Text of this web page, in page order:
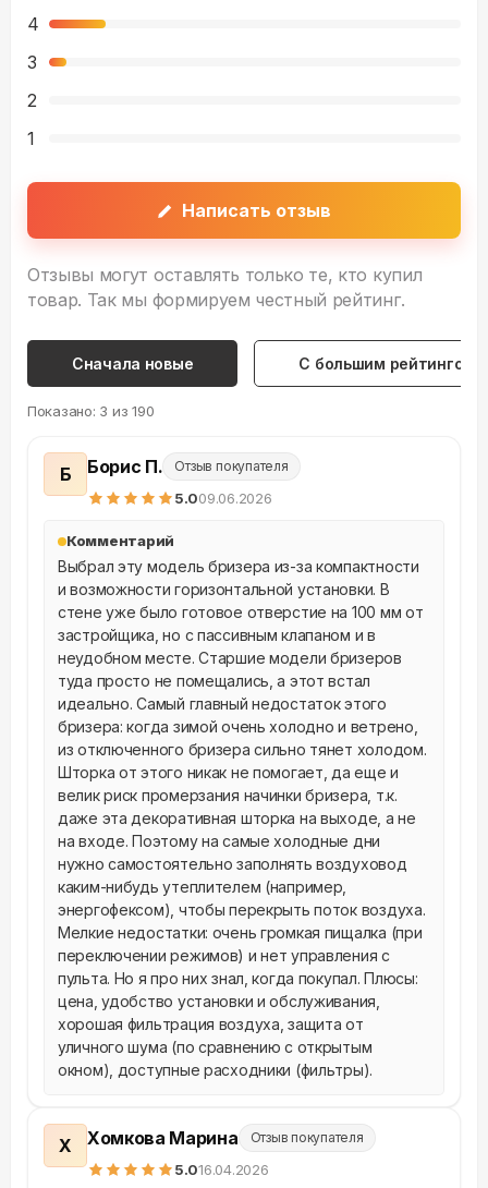
4
3
2
1
Написать отзыв
Отзывы могут оставлять только те, кто купил
товар. Так мы формируем честный рейтинг.
Сначала новые С большим рейтингом
Показано: 3 из190
Б Борис П. Отзыв покупателя
5.009.06.2026
Комментарий
Выбрал эту модель бризера из-за компактности
и возможности горизонтальной установки. В
стене уже было готовое отверстие на 100 мм от
застройщика, но с пассивным клапаном и в
неудобном месте. Старшие модели бризеров
туда просто не помещались, а этот встал
идеально. Самый главный недостаток этого
бризера: когда зимой очень холодно и ветрено,
из отключенного бризера сильно тянет холодом.
Шторка от этого никак не помогает, да еще и
велик риск промерзания начинки бризера, т.к.
даже эта декоративная шторка на выходе, а не
на входе. Поэтому на самые холодные дни
нужно самостоятельно заполнять воздуховод
каким-нибудь утеплителем (например,
энергофексом), чтобы перекрыть поток воздуха.
Мелкие недостатки: очень громкая пищалка (при
переключении режимов) и нет управления с
пульта. Но я про них знал, когда покупал. Плюсы:
цена, удобство установки и обслуживания,
хорошая фильтрация воздуха, защита от
уличного шума (по сравнению с открытым
окном), доступные расходники (фильтры).
Х Хомкова Марина Отзыв покупателя
5.016.04.2026